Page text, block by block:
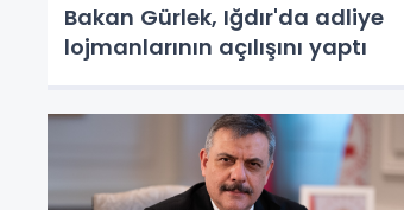
Bakan Gürlek, Iğdır'da adliye
lojmanlarının açılışını yaptı